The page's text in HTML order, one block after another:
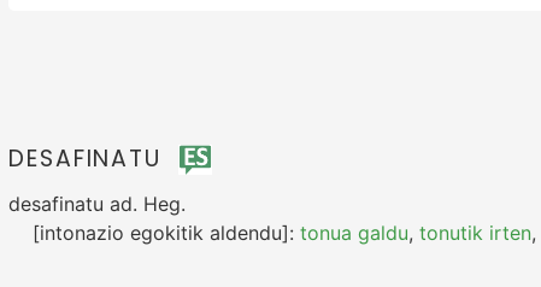
DESAFINATU
desafinatu ad. Heg.
[intonazio egokitik aldendu]: tonua galdu, tonutik irten,